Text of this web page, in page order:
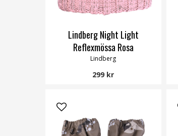
Lindberg Night Light
Reflexmössa Rosa
Lindberg
299 kr